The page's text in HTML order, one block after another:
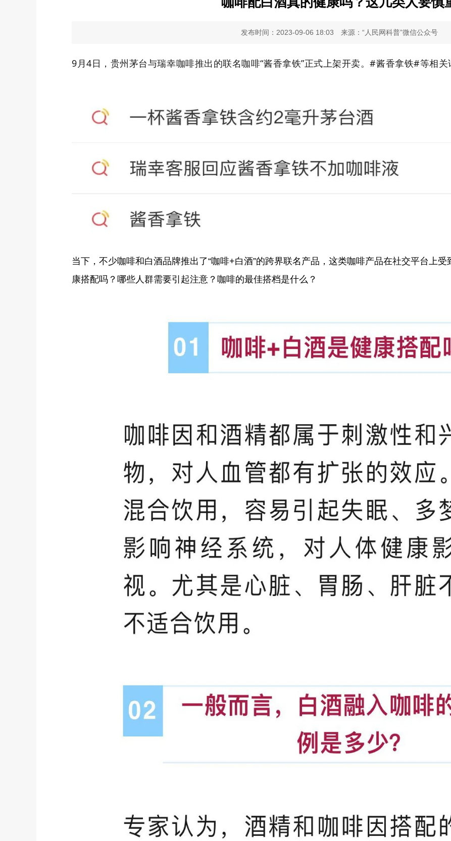
发布时间：2023-09-06 18:03 来源：“人民网科普”微信公众号
9月4日，贵州茅台与瑞幸咖啡推出的联名咖啡“酱香拿铁”正式上架开卖。#酱香拿铁#等相关
当下，不少咖啡和白酒品牌推出了“咖啡+白酒”的跨界联名产品，这类咖啡产品在社交平台上受
康搭配吗？哪些人群需要引起注意？咖啡的最佳搭档是什么？